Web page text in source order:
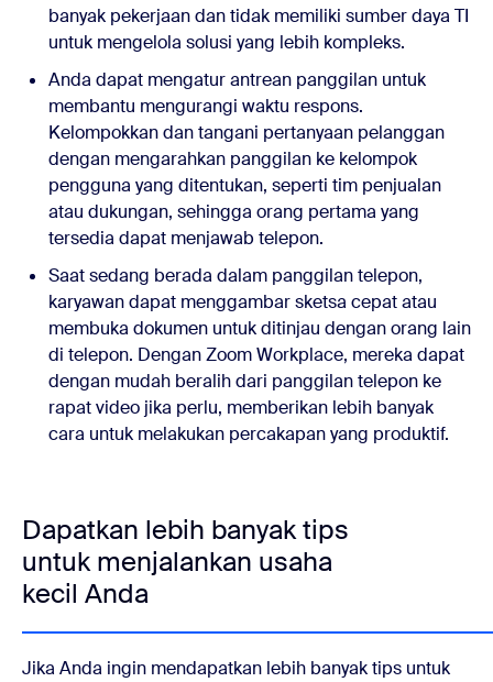
banyak pekerjaan dan tidak memiliki sumber daya TI
untuk mengelola solusi yang lebih kompleks.
Anda dapat mengatur antrean panggilan untuk
membantu mengurangi waktu respons.
Kelompokkan dan tangani pertanyaan pelanggan
dengan mengarahkan panggilan ke kelompok
pengguna yang ditentukan, seperti tim penjualan
atau dukungan, sehingga orang pertama yang
tersedia dapat menjawab telepon.
Saat sedang berada dalam panggilan telepon,
karyawan dapat menggambar sketsa cepat atau
membuka dokumen untuk ditinjau dengan orang lain
di telepon. Dengan Zoom Workplace, mereka dapat
dengan mudah beralih dari panggilan telepon ke
rapat video jika perlu, memberikan lebih banyak
cara untuk melakukan percakapan yang produktif.
Dapatkan lebih banyak tips
untuk menjalankan usaha
kecil Anda
Jika Anda ingin mendapatkan lebih banyak tips untuk